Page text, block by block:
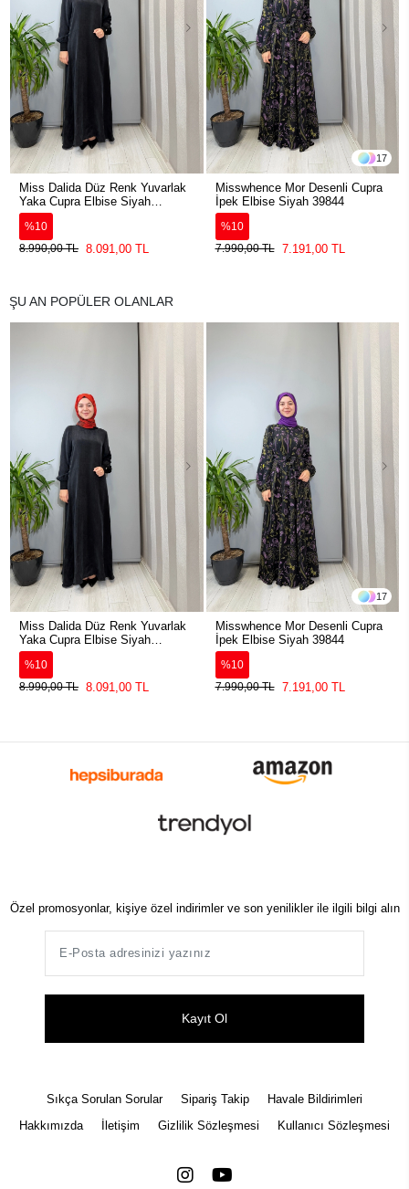
Miss Dalida Düz Renk Yuvarlak
Yaka Cupra Elbise Siyah
2264304
%10
8.990,00 TL 8.091,00 TL
17
Misswhence Mor Desenli Cupra
İpek Elbise Siyah 39844
%10
7.990,00 TL
7.191,00 TL
ŞU AN POPÜLER OLANLAR
Miss Dalida Düz Renk Yuvarlak
Yaka Cupra Elbise Siyah
2264304
%10
8.990,00 TL 8.091,00 TL
17
Misswhence Mor Desenli Cupra
İpek Elbise Siyah 39844
%10
7.990,00 TL
7.191,00 TL
Özel promosyonlar, kişiye özel indirimler ve son yenilikler ile ilgili bilgi alın
Kayıt Ol
Sıkça Sorulan Sorular Sipariş Takip
Havale Bildirimleri
Hakkımızda
İletişim Gizlilik Sözleşmesi Kullanıcı Sözleşmesi